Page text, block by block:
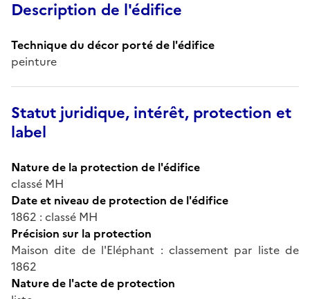
Description de l'édifice
Technique du décor porté de l'édifice
peinture
Statut juridique, intérêt, protection et
label
Nature de la protection de l'édifice
classé MH
Date et niveau de protection de l'édifice
1862 : classé MH
Précision sur la protection
Maison dite de l'Eléphant : classement par liste de
1862
Nature de l'acte de protection